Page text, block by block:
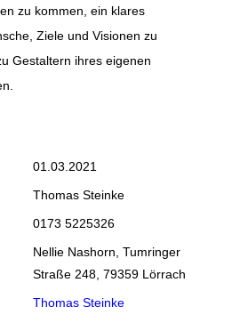
zu kommen, ein klares
Ziele und Visionen zu
Gestaltern ihres eigenen
01.03.2021
Thomas Steinke
0173 5225326
Nellie Nashorn, Tumringer
Straße 248, 79359 Lörrach
Thomas Steinke